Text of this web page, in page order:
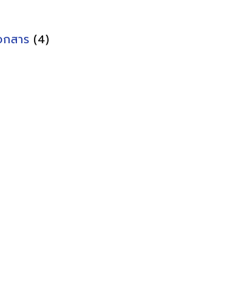
กสาร (4)